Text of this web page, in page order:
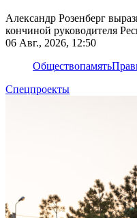
Александр Розенберг
кончиной руководителя
06 Авг., 2026, 12:50
Обществопамять
Спецпроекты